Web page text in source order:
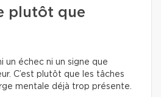
plutôt que
un échec ni un signe que
C’est plutôt que les tâches
mentale déjà trop présente.